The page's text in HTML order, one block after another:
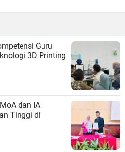
Guru
3D Printing
dan IA
Tinggi di